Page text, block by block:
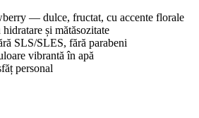
— dulce, fructat, cu accente florale
și mătăsozitate
SLS/SLES, fără parabeni
vibrantă în apă
personal